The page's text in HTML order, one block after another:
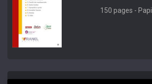
150 pages -